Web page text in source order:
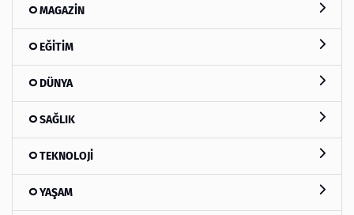
MAGAZİN
EĞİTİM
DÜNYA
SAĞLIK
TEKNOLOJİ
YAŞAM